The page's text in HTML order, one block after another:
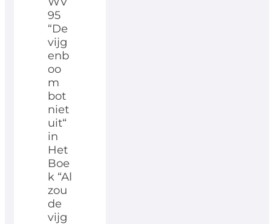
95
“De
vijg
enb
oo
m
bot
niet
uit“
in
Het
Boe
k “Al
zou
de
vijg